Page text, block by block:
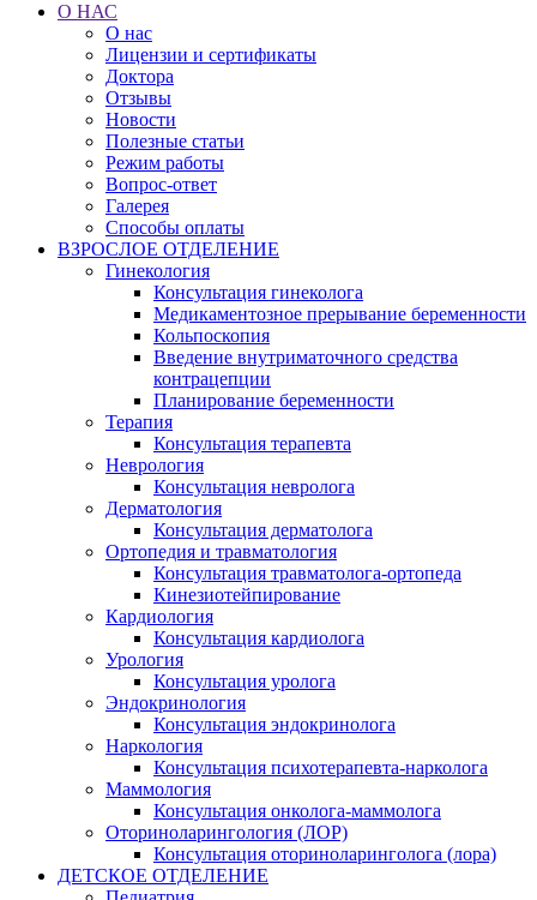
О НАС
О нас
Лицензии и сертификаты
Доктора
Отзывы
Новости
Полезные статьи
Режим работы
Вопрос-ответ
Галерея
Способы оплаты
ВЗРОСЛОЕ ОТДЕЛЕНИЕ
Гинекология
Консультация гинеколога
Медикаментозное прерывание беременности
Кольпоскопия
Введение внутриматочного средства
контрацепции
Планирование беременности
Терапия
Консультация терапевта
Неврология
Консультация невролога
Дерматология
Консультация дерматолога
Ортопедия и травматология
Консультация травматолога-ортопеда
Кинезиотейпирование
Кардиология
Консультация кардиолога
Урология
Консультация уролога
Эндокринология
Консультация эндокринолога
Наркология
Консультация психотерапевта-нарколога
Маммология
Консультация онколога-маммолога
Оториноларингология (ЛОР)
Консультация оториноларинголога (лора)
ДЕТСКОЕ ОТДЕЛЕНИЕ